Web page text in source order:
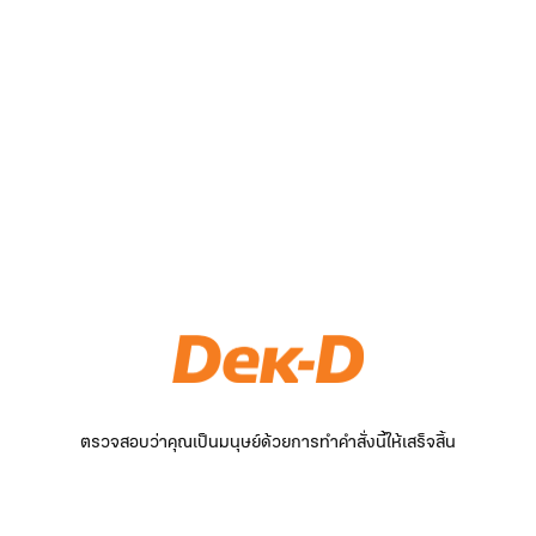
ตรวจสอบว่าคุณเป็นมนุษย์ด้วยการทำคำสั่งนี้ให้เสร็จสิ้น